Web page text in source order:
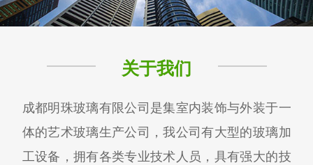
关于我们
成都明珠玻璃有限公司是集室内装饰与外装于一
体的艺术玻璃生产公司，我公司有大型的玻璃加
工设备，拥有各类专业技术人员，具有强大的技